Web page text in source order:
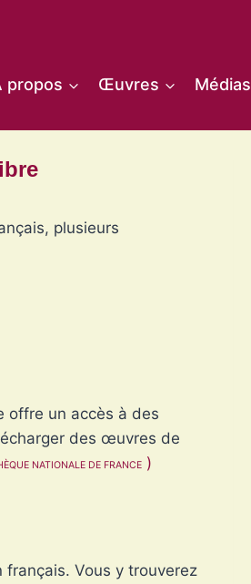
propos Œuvres Médias
plusieurs
offre un accès à des
des œuvres de
NATIONALE DE FRANCE )
Vous y trouverez